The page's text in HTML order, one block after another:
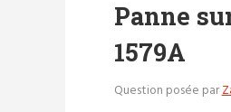
Panne
1579A
Question posée par